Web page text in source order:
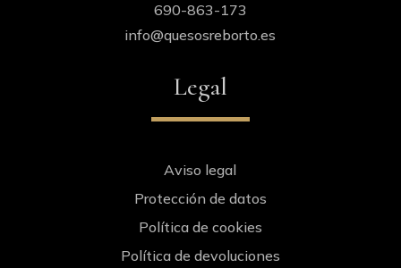
690-863-173
info@quesosreborto.es
Legal
Aviso legal
Protección de datos
Política de cookies
Política de devoluciones